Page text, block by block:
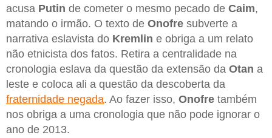
acusa Putin de cometer o mesmo pecado de Caim,
matando o irmão. O texto de Onofre subverte a
narrativa eslavista do Kremlin e obriga a um relato
não etnicista dos fatos. Retira a centralidade na
cronologia eslava da questão da extensão da Otan a
leste e coloca ali a questão da descoberta da
fraternidade negada. Ao fazer isso, Onofre também
nos obriga a uma cronologia que não pode ignorar o
ano de 2013.